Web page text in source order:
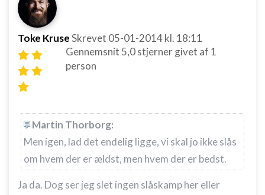
Toke KruseSkrevet 05-01-2014kl. 18:11
Gennemsnit 5,0stjerner givet af 1
person
Martin Thorborg:
Men igen, lad det endelig ligge, vi skal jo ikke slås
om hvem der er ældst, men hvem der er bedst.
Ja da. Dog ser jeg slet ingen slåskamp her eller